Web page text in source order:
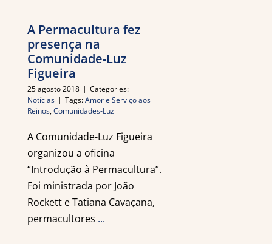
A Permacultura fez
presença na
Comunidade-Luz
Figueira
25 agosto 2018 | Categories:
Notícias | Tags:Amor e Serviço aos
Reinos,Comunidades-Luz
A Comunidade-Luz Figueira
organizou a oficina
“Introdução à Permacultura”.
Foi ministrada por João
Rockett e Tatiana Cavaçana,
permacultores ...